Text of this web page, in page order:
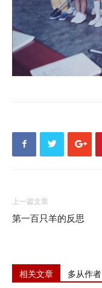
上一篇文章
第一百只羊的反思
相关文章 多从作者